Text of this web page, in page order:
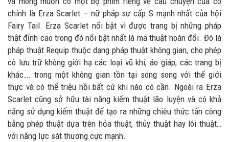
chính là Erza Scarlet – nữ pháp sư cấp S mạnh nhất của hội
Fairy Tail. Erza Scarlet nổi bật vì được trang bị những pháp
thật đỉnh cao trong đó nổi bật nhất là ma thuật hoán đổi. Đó là
pháp thuật Requip thuộc dạng pháp thuật không gian, cho phép
cô lưu trữ không giới hạ các loại vũ khí, áo giáp, các trang bị
khác…. trong một không gian tồn tại song song với thế giới
thực và có thể triệu hồi bất cứ khi nào cô cần. Ngoài ra Erza
Scarlet cũng sở hữu tài năng kiếm thuật lão luyện và có khả
năng sử dụng kiếm thuật để tạo ra những chiêu thức tấn công
bằng phép thuật dựa trên hỏa thuật, thủy thuật hay lôi thuật…
với năng lực sát thương cực mạnh.